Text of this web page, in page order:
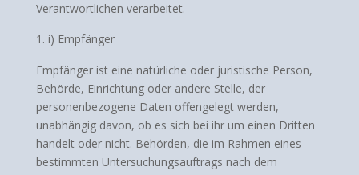
Verantwortlichen verarbeitet.
i) Empfänger
Empfänger ist eine natürliche oder juristische Person,
Behörde, Einrichtung oder andere Stelle, der
personenbezogene Daten offengelegt werden,
unabhängig davon, ob es sich bei ihr um einen Dritten
handelt oder nicht. Behörden, die im Rahmen eines
bestimmten Untersuchungsauftrags nach dem